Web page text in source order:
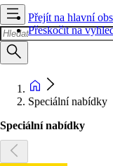
Přejít na hlavní
Přeskočit na
Speciální nabídky
Speciální nabídky